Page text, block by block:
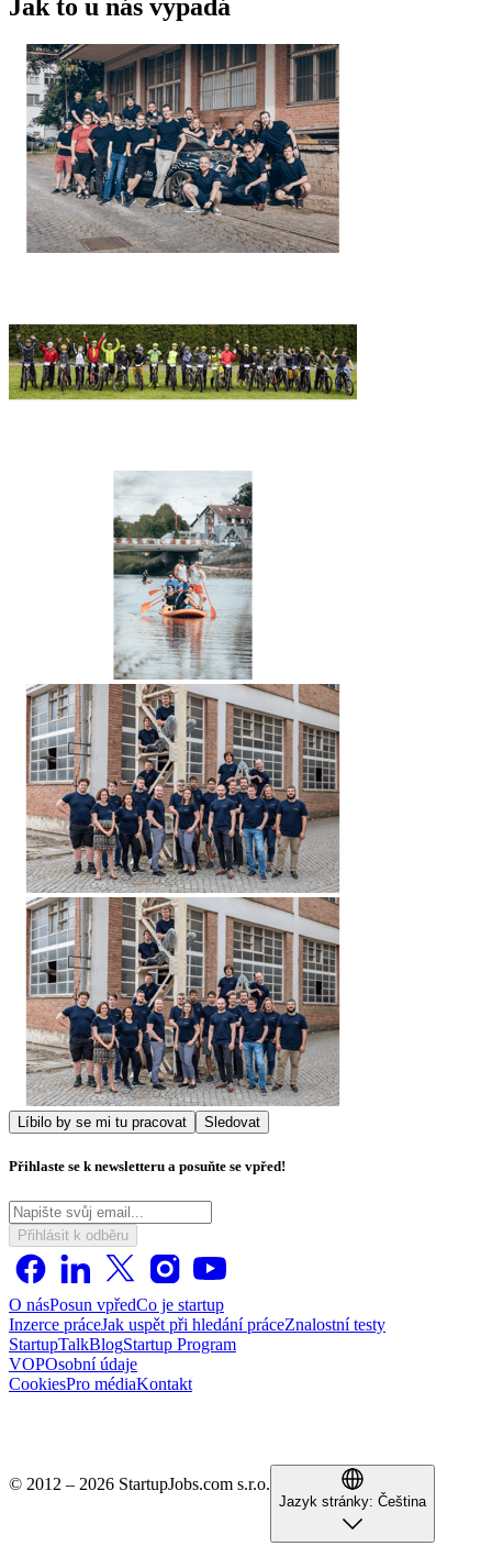
Jak to u nás vypadá
Líbilo by se mi tu pracovat Sledovat
Přihlaste se k newsletteru a posuňte se vpřed!
Přihlásit k odběru
O násPosun vpředCo je startup
Inzerce práceJak uspět při hledání práceZnalostní testy
StartupTalkBlogStartup Program
VOPOsobní údaje
CookiesPro médiaKontakt
© 2012 – 2026 StartupJobs.com s.r.o.
Jazyk stránky: Čeština